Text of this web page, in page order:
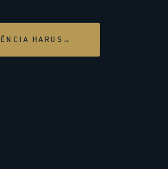
HARUS